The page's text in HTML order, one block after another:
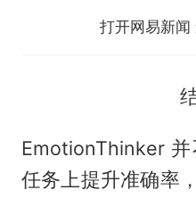
打开网易新闻
EmotionThinker
任务上提升准确率